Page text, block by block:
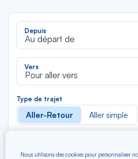
Depuis
Au départ de
Vers
Pour aller vers
Type de trajet
Aller-Retour Aller simple
Nous utilisons des cookies pour personnaliser